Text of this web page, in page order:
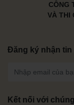
CÔNG
VÀ THI
Đăng ký nhận tin
Kết nối với